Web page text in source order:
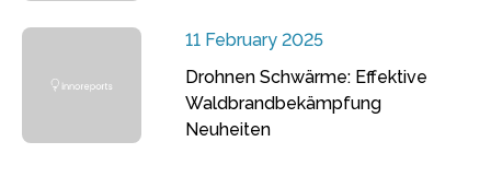
11 February 2025
Drohnen Schwärme: Effektive
Waldbrandbekämpfung
Neuheiten